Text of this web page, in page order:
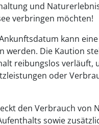
und
verbringen möchten!
kann
werden. Die Kaution
reibungslos verläuft,
oder
den Verbrauch von
sowie